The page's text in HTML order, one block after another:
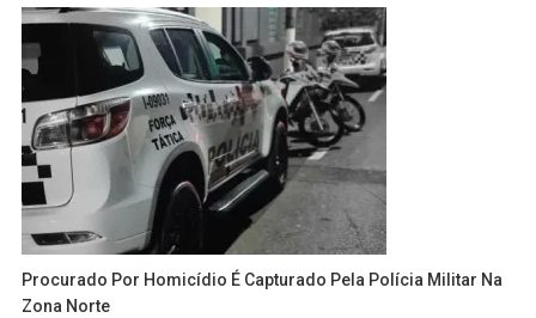
Procurado Por Homicídio É Capturado Pela Polícia Militar Na
Zona Norte